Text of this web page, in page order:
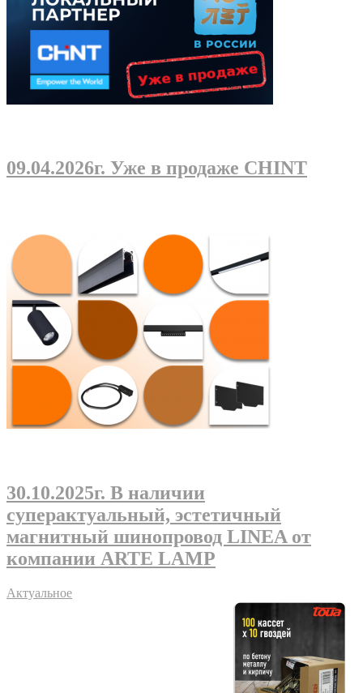
09.04.2026г. Уже в продаже CHINT
30.10.2025г. В наличии
суперактуальный, эстетичный
магнитный шинопровод LINEA от
компании ARTE LAMP
Актуальное